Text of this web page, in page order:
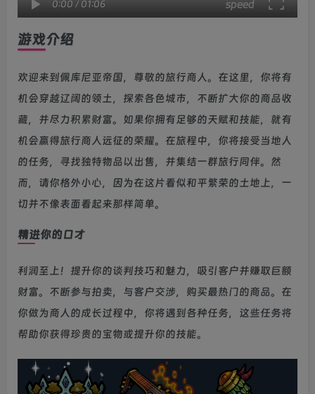
0:00 / 01:06 speed
游戏介绍
欢迎来到佩库尼亚帝国，尊敬的旅行商人。在这里，你将有
机会穿越辽阔的领土，探索各色城市，不断扩大你的商品收
藏，并尽力积累财富。如果你拥有足够的天赋和技能，就有
机会赢得旅行商人远征的荣耀。在旅程中，你将接受当地人
的任务，寻找独特物品以出售，并集结一群旅行同伴。然
而，请你格外小心，因为在这片看似和平繁荣的土地上，一
切并不像表面看起来那样简单。
精进你的口才
利润至上！提升你的谈判技巧和魅力，吸引客户并赚取巨额
财富。不断参与拍卖，与客户交涉，购买最热门的商品。在
你做为商人的成长过程中，你将遇到各种任务，这些任务将
帮助你获得珍贵的宝物或提升你的技能。